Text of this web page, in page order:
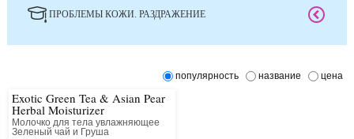
ПРОБЛЕМЫ КОЖИ. РАЗДРАЖЕНИЕ
популярность название цена
Exotic Green Tea & Asian Pear
Herbal Moisturizer
Молочко для тела увлажняющее
Зеленый чай и Груша